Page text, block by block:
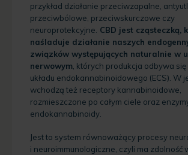
przykład działanie przeciwzapalne,
przeciwbólowe, przeciwskurczowe czy
neuroprotekcyjne. CBD jest cząsteczką,
naśladuje działanie naszych
związków występujących naturalnie w
nerwowym , których produkcja odbywa
układu endokannabinoidowego (ECS). W
wchodzą też receptory kannabinoidowe,
rozmieszczone po całym ciele oraz
endokannabinoidy.
Jest to system równoważący procesy
i neuroimmunologiczne, czyli ma zdolność